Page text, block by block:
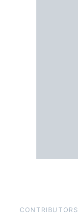
CONTRIBUTORS